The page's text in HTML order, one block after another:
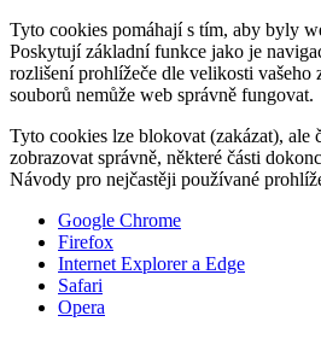
Tyto cookies pomáhají s tím, aby byly
Poskytují základní funkce jako je
rozlišení prohlížeče dle velikosti vašeho
souborů nemůže web správně fungovat.
Tyto cookies lze blokovat (zakázat), ale
zobrazovat správně, některé části
Návody pro nejčastěji používané
Google Chrome
Firefox
Internet Explorer a Edge
Safari
Opera